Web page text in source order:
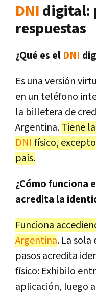
DNI digital:
respuestas
¿Qué es el DNI
Es una versión
en un teléfono
la billetera de
Argentina.Tiene
DNI físico,
país.
¿Cómo funciona
acredita la
Funciona
Argentina. La
pasos acredita
físico: Exhibilo
aplicación, luego